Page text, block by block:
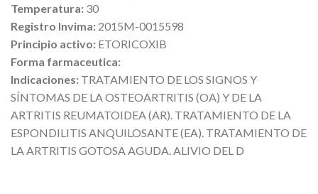
Temperatura: 30
Registro Invima: 2015M-0015598
Principio activo: ETORICOXIB
Forma farmaceutica:
Indicaciones: TRATAMIENTO DE LOS SIGNOS Y
SÍNTOMAS DE LA OSTEOARTRITIS (OA) Y DE LA
ARTRITIS REUMATOIDEA (AR). TRATAMIENTO DE LA
ESPONDILITIS ANQUILOSANTE (EA). TRATAMIENTO DE
LA ARTRITIS GOTOSA AGUDA. ALIVIO DEL D